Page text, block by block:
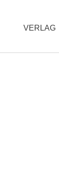
VERLAG